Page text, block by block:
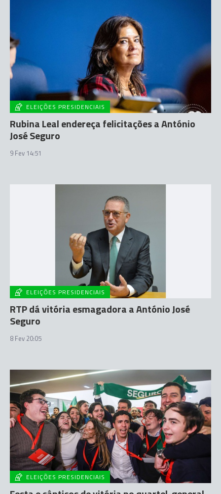
ELEIÇÕES PRESIDENCIAIS
Rubina Leal endereça felicitações a António
José Seguro
9 Fev 14:51
ELEIÇÕES PRESIDENCIAIS
RTP dá vitória esmagadora a António José
Seguro
8 Fev 20:05
ELEIÇÕES PRESIDENCIAIS